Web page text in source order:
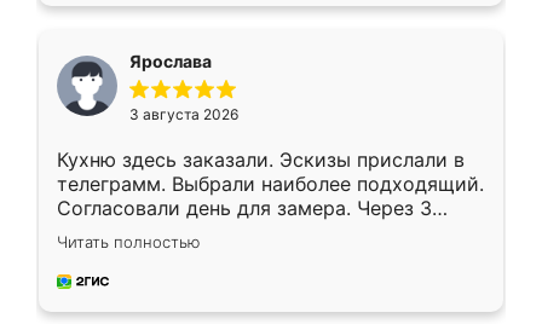
Ярослава
3 августа 2026
Кухню здесь заказали. Эскизы прислали в
телеграмм. Выбрали наиболее подходящий.
Согласовали день для замера. Через 3
недели кухня была уже готова. Остались
довольны работой. Спасибо Ренессанс
мебель за качественную работу!
Читать полностью